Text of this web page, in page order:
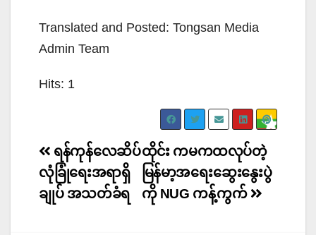
Translated and Posted: Tongsan Media
Admin Team
Hits: 1
Post
navigation
ထိုင်း ကမကထလုပ်တဲ့
မြန်မာ့အရေးဆွေးနွေးပွဲ
ကို NUG ကန့်ကွက်
ရန်ကုန်လေဆိပ်
လုံခြုံရေးအရာရှိ
ချုပ် အသတ်ခံရ